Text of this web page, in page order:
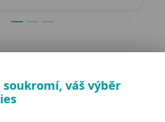
soukromí, váš výběr